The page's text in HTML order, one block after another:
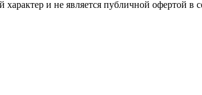
и не является публичной офертой в